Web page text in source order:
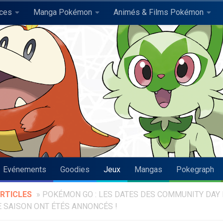
Manga Pokémon Animés & Films Pokémon
Evénements Goodies Jeux Mangas Pokegraph
» POKÉMON GO : LES DATES DES COMMUNITY DAY
SAISON ONT ÉTÉS ANNONCÉS !